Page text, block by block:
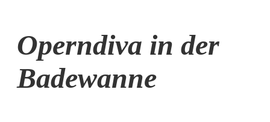
Operndiva in der
Badewanne